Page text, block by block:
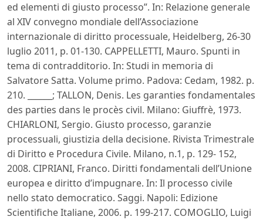
ed elementi di giusto processo”. In: Relazione generale
al XIV convegno mondiale dell’Associazione
internazionale di diritto processuale, Heidelberg, 26-30
luglio 2011, p. 01-130. CAPPELLETTI, Mauro. Spunti in
tema di contradditorio. In: Studi in memoria di
Salvatore Satta. Volume primo. Padova: Cedam, 1982. p.
210. ______; TALLON, Denis. Les garanties fondamentales
des parties dans le procès civil. Milano: Giuffrè, 1973.
CHIARLONI, Sergio. Giusto processo, garanzie
processuali, giustizia della decisione. Rivista Trimestrale
di Diritto e Procedura Civile. Milano, n.1, p. 129- 152,
2008. CIPRIANI, Franco. Diritti fondamentali dell’Unione
europea e diritto d’impugnare. In: Il processo civile
nello stato democratico. Saggi. Napoli: Edizione
Scientifiche Italiane, 2006. p. 199-217. COMOGLIO, Luigi